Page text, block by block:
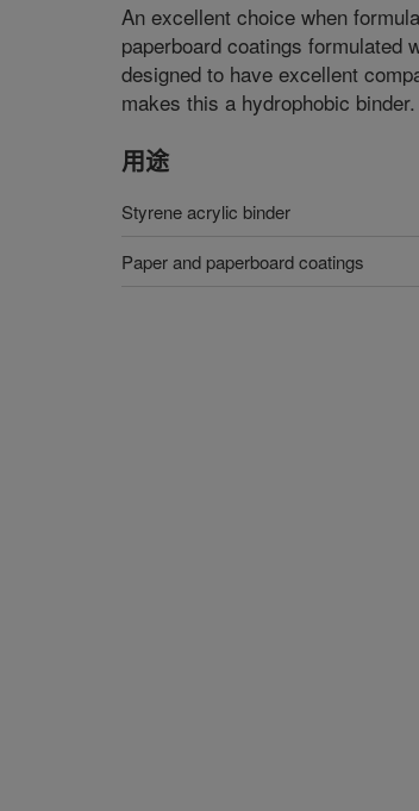
An excellent choice when
paperboard coatings formulated
designed to have excellent
makes this a hydrophobic binder.
用途
Styrene acrylic binder
Paper and paperboard coatings